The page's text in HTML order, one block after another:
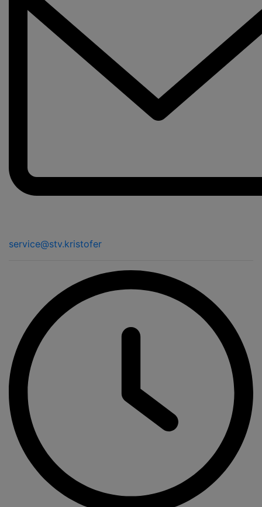
service@stv.kristofer